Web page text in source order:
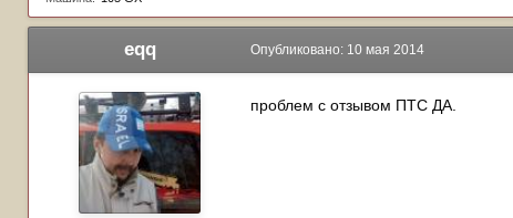
eqq Опубликовано: 10 мая 2014
проблем с отзывом ПТС ДА.